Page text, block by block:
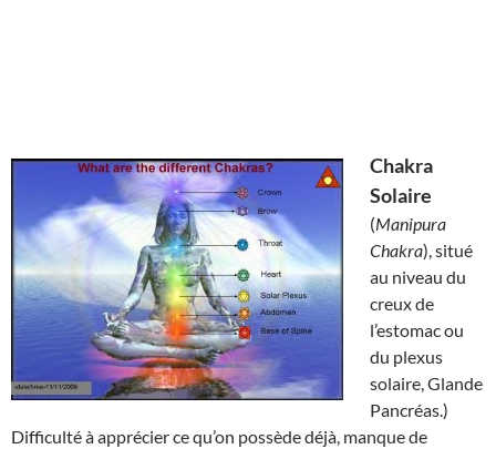
Chakra
Solaire
(Manipura
Chakra), situé
au niveau du
creux de
l’estomac ou
du plexus
solaire, Glande
Pancréas.)
Difficulté à apprécier ce qu’on possède déjà, manque de